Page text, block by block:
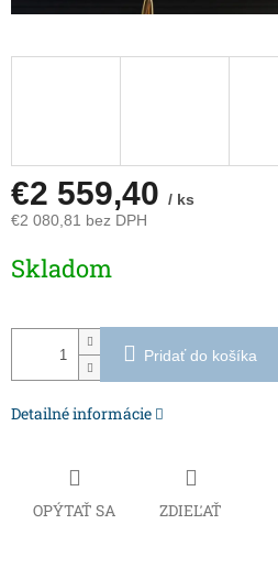
€2 559,40 / ks
€2 080,81 bez DPH
cena:
Skladom
Pridať do košíka
Detailné informácie
OPÝTAŤ SA ZDIEĽAŤ